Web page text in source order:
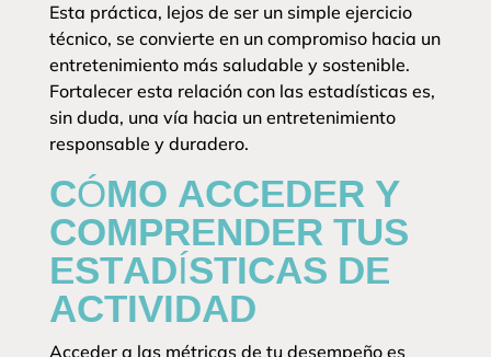
Esta práctica, lejos de ser un simple ejercicio
técnico, se convierte en un compromiso hacia un
entretenimiento más saludable y sostenible.
Fortalecer esta relación con las estadísticas es,
sin duda, una vía hacia un entretenimiento
responsable y duradero.
CÓMO ACCEDER Y
COMPRENDER TUS
ESTADÍSTICAS DE
ACTIVIDAD
Acceder a las métricas de tu desempeño es